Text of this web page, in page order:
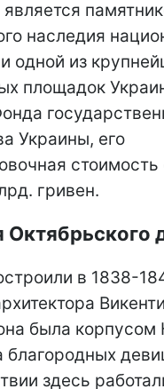
наследия
одной из
площадок
Украины, его
стоимость
гривен.
Октябрьского
в 1838-
была корпусом
благородных
здесь